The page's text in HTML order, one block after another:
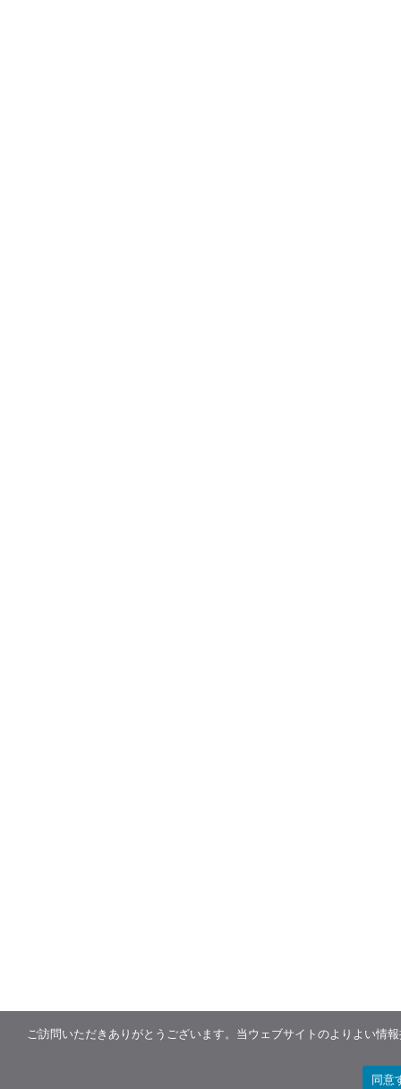
ご訪問いただきありがとうございます。当ウェブサイトのよりよい
同意